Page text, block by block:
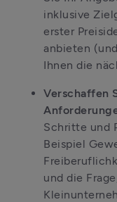
inklusive
erster
anbieten
Ihnen die
Verschaffen
Schritte und
Beispiel
und die